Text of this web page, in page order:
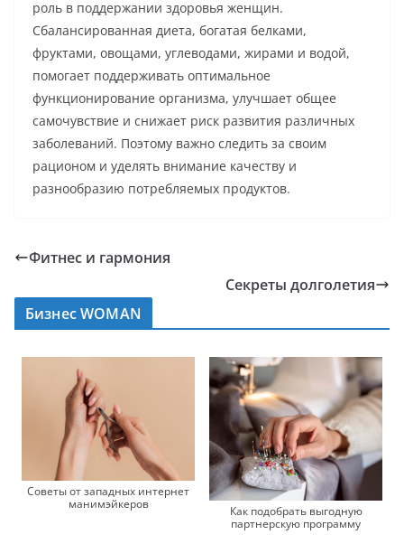
роль в поддержании здоровья женщин.
Сбалансированная диета, богатая белками,
фруктами, овощами, углеводами, жирами и водой,
помогает поддерживать оптимальное
функционирование организма, улучшает общее
самочувствие и снижает риск развития различных
заболеваний. Поэтому важно следить за своим
рационом и уделять внимание качеству и
разнообразию потребляемых продуктов.
Фитнес и гармония
Секреты долголетия
Бизнес WOMAN
Советы от западных интернет
манимэйкеров
Как подобрать выгодную
партнерскую программу